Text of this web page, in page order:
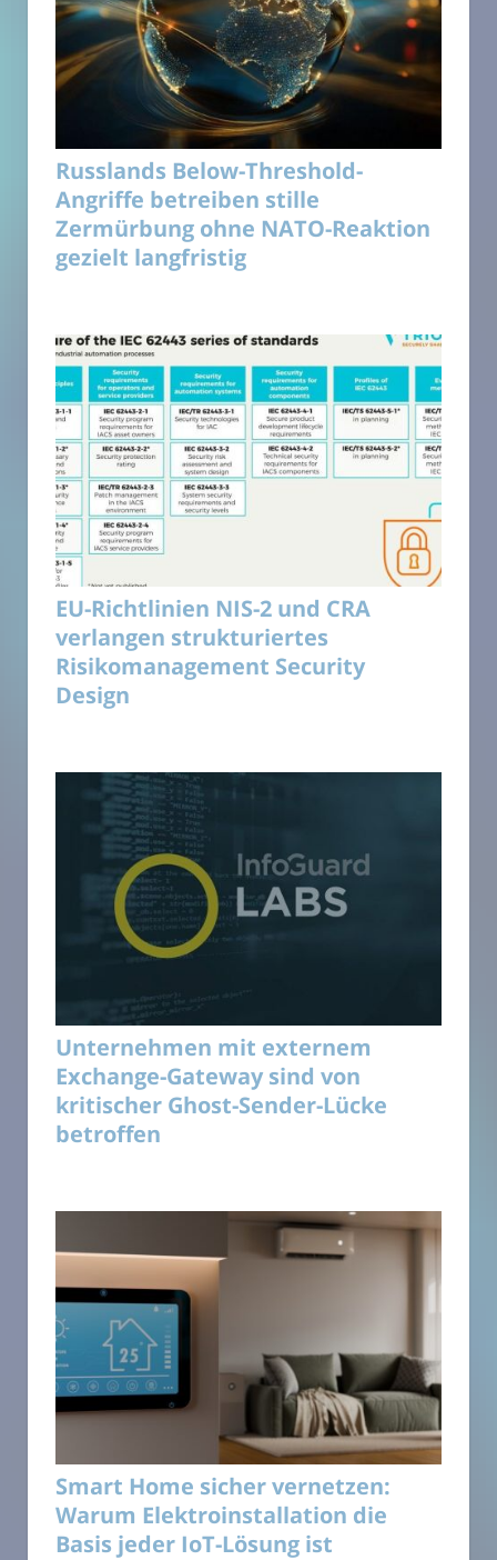
Russlands Below-Threshold-
Angriffe betreiben stille
Zermürbung ohne NATO-Reaktion
gezielt langfristig
EU-Richtlinien NIS-2 und CRA
verlangen strukturiertes
Risikomanagement Security
Design
Unternehmen mit externem
Exchange-Gateway sind von
kritischer Ghost-Sender-Lücke
betroffen
Smart Home sicher vernetzen:
Warum Elektroinstallation die
Basis jeder IoT-Lösung ist